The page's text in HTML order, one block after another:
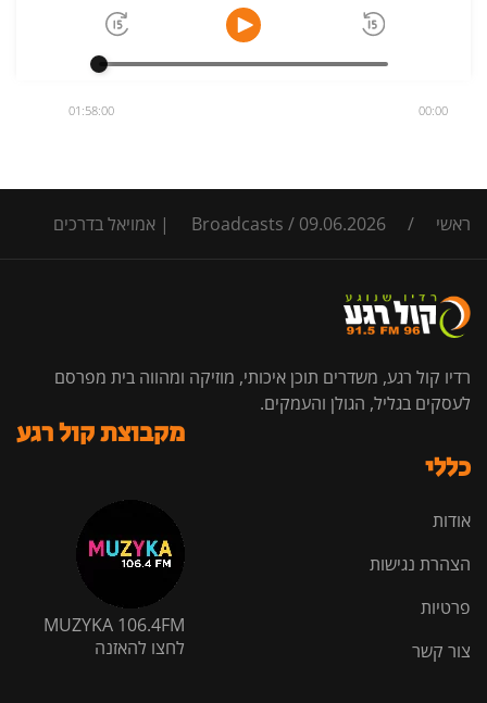
00:00
01:58:00
ראשי /
Broadcasts / 09.06.2026 | אמויאל בדרכים
רדיו קול רגע, משדרים תוכן איכותי, מוזיקה ומהווה בית מפרסם
לעסקים בגליל, הגולן והעמקים.
כללי
אודות
הצהרת נגישות
פרטיות
צור קשר
מקבוצת קול רגע
MUZYKA 106.4FM
לחצו להאזנה